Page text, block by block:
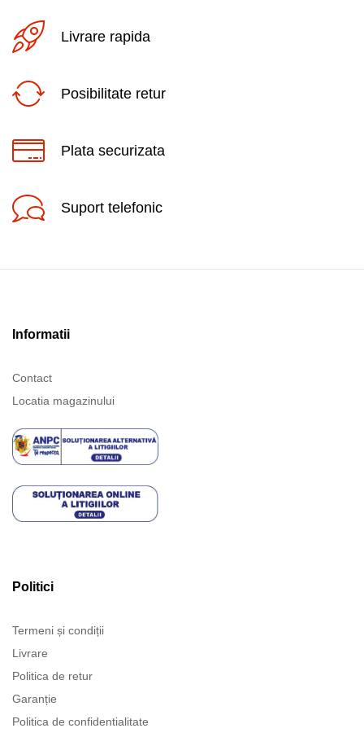
Livrare rapida
Posibilitate retur
Plata securizata
Suport telefonic
Informatii
Contact
Locatia magazinului
Politici
Termeni și condiții
Livrare
Politica de retur
Garanție
Politica de confidentialitate